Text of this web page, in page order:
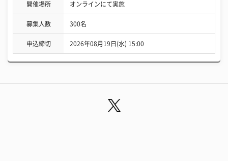
開催場所 オンラインにて実施
募集人数 300名
申込締切 2026年08月19日(水) 15:00